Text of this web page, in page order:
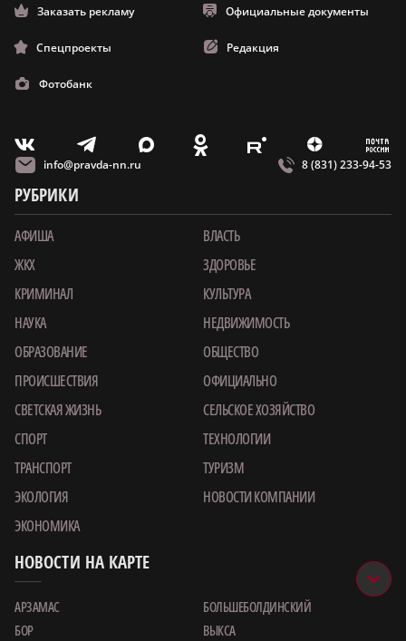
Заказать рекламу Официальные документы
Спецпроекты Редакция
Фотобанк
V T X O E Z m
info@pravda-nn.ru 8 (831) 233-94-53
РУБРИКИ
АФИША
ВЛАСТЬ
ЖКХ
ЗДОРОВЬЕ
КРИМИНАЛ
КУЛЬТУРА
НАУКА
НЕДВИЖИМОСТЬ
ОБРАЗОВАНИЕ
ОБЩЕСТВО
ПРОИСШЕСТВИЯ
ОФИЦИАЛЬНО
СВЕТСКАЯ ЖИЗНЬ
СЕЛЬСКОЕ ХОЗЯЙСТВО
СПОРТ
ТЕХНОЛОГИИ
ТРАНСПОРТ
ТУРИЗМ
ЭКОЛОГИЯ
НОВОСТИ КОМПАНИИ
ЭКОНОМИКА
НОВОСТИ НА КАРТЕ
АРЗАМАС
БОЛЬШЕБОЛДИНСКИЙ
БОР
ВЫКСА